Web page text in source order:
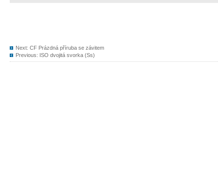
Next: CF Prázdná příruba se závitem
Previous: ISO dvojitá svorka (Ss)